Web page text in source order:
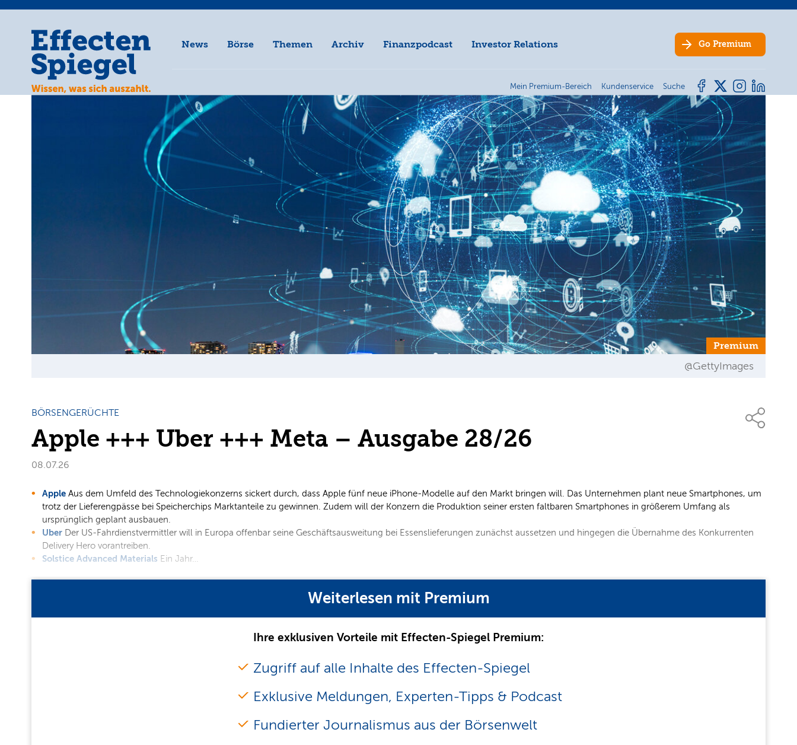
News Börse Themen Archiv Finanzpodcast Investor Relations Go Premium
Mein Premium-Bereich Kundenservice Suche
Premium
@GettyImages
BÖRSENGERÜCHTE
Apple +++ Uber +++ Meta – Ausgabe 28/26
08.07.26
Apple Aus dem Umfeld des Technologiekonzerns sickert durch, dass Apple fünf neue iPhone-Modelle auf den Markt bringen will. Das Unternehmen plant neue Smartphones, um
trotz der Lieferengpässe bei Speicherchips Marktanteile zu gewinnen. Zudem will der Konzern die Produktion seiner ersten faltbaren Smartphones in größerem Umfang als
ursprünglich geplant ausbauen.
Uber Der US-Fahrdienstvermittler will in Europa offenbar seine Geschäftsausweitung bei Essenslieferungen zunächst aussetzen und hingegen die Übernahme des Konkurrenten
Delivery Hero vorantreiben.
Solstice Advanced Materials Ein Jahr…
Weiterlesen mit Premium
Ihre exklusiven Vorteile mit Effecten-Spiegel Premium:
Zugriff auf alle Inhalte des Effecten-Spiegel
Exklusive Meldungen, Experten-Tipps & Podcast
Fundierter Journalismus aus der Börsenwelt